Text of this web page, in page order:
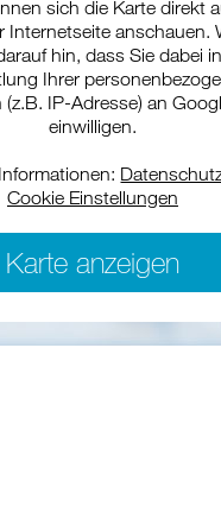
sich die Karte direkt
Internetseite anschauen.
hin, dass Sie dabei
Ihrer
(z.B. IP-Adresse) an
einwilligen.
Cookie Einstellungen
Karte anzeigen